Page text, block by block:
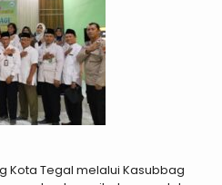
Kota Tegal melalui Kasubbag